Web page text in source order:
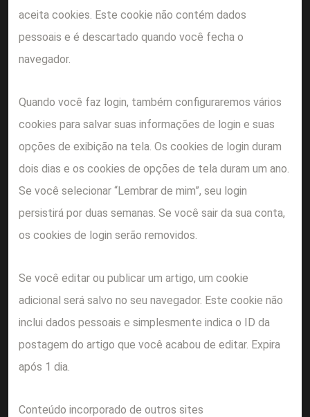
aceita cookies. Este cookie não contém dados
pessoais e é descartado quando você fecha o
navegador.
Quando você faz login, também configuraremos vários
cookies para salvar suas informações de login e suas
opções de exibição na tela. Os cookies de login duram
dois dias e os cookies de opções de tela duram um ano.
Se você selecionar “Lembrar de mim”, seu login
persistirá por duas semanas. Se você sair da sua conta,
os cookies de login serão removidos.
Se você editar ou publicar um artigo, um cookie
adicional será salvo no seu navegador. Este cookie não
inclui dados pessoais e simplesmente indica o ID da
postagem do artigo que você acabou de editar. Expira
após 1 dia.
Conteúdo incorporado de outros sites